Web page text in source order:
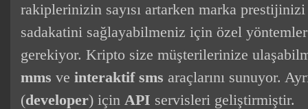
rakiplerinizin sayısı artarken marka
sadakatini sağlayabilmeniz için özel
gerekiyor. Kripto size müşterilerinize
mms ve interaktif sms araçlarını sunuyor.
(developer) için API servisleri geliştirmiştir.